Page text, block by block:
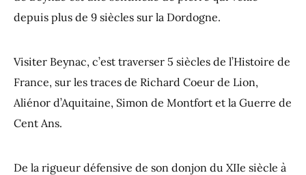
depuis plus de 9 siècles sur la Dordogne.
Visiter Beynac, c’est traverser 5 siècles de l’Histoire de
France, sur les traces de Richard Coeur de Lion,
Aliénor d’Aquitaine, Simon de Montfort et la Guerre de
Cent Ans.
De la rigueur défensive de son donjon du XIIe siècle à